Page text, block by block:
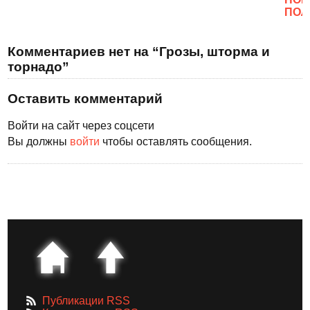
Комментариев нет на “Грозы, шторма и
торнадо”
Оставить комментарий
Войти на сайт через соцсети
Вы должны войти чтобы оставлять сообщения.
Публикации RSS